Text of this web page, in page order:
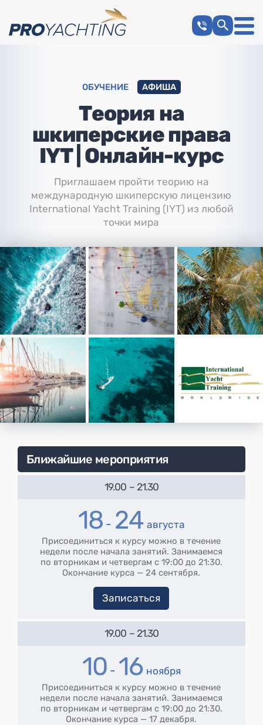
ОБУЧЕНИЕ АФИША
Теория на
шкиперские права
IYT | Онлайн-курс
Приглашаем пройти теорию на
международную шкиперскую лицензию
International Yacht Training (IYT) из любой
точки мира
Ближайшие мероприятия
19.00 – 21.30
18 - 24 августа
Присоединиться к курсу можно в течение
недели после начала занятий. Занимаемся
по вторникам и четвергам с 19:00 до 21:30.
Окончание курса — 24 сентября.
Записаться
19.00 – 21.30
10 - 16 ноября
Присоединиться к курсу можно в течение
недели после начала занятий. Занимаемся
по вторникам и четвергам с 19:00 до 21:30.
Окончание курса — 17 декабря.